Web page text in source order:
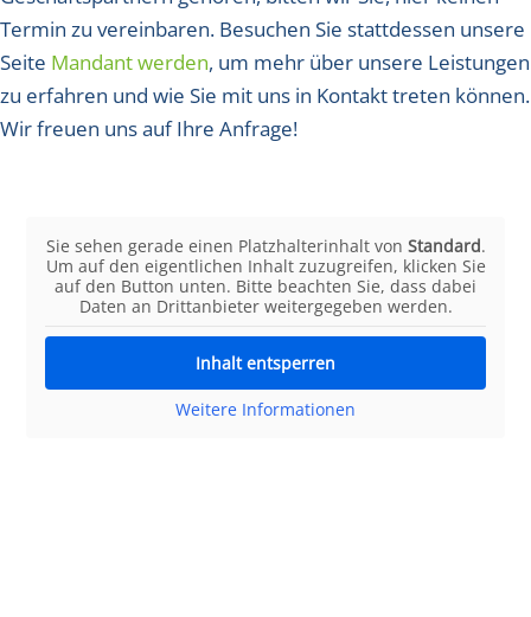
Termin zu vereinbaren. Besuchen Sie stattdessen unsere
Seite Mandant werden, um mehr über unsere Leistungen
zu erfahren und wie Sie mit uns in Kontakt treten können.
Wir freuen uns auf Ihre Anfrage!
Sie sehen gerade einen Platzhalterinhalt von Standard.
Um auf den eigentlichen Inhalt zuzugreifen, klicken Sie
auf den Button unten. Bitte beachten Sie, dass dabei
Daten an Drittanbieter weitergegeben werden.
Inhalt entsperren
Weitere Informationen